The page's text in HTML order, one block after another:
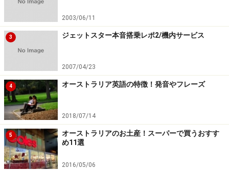
2003/06/11
3 ジェットスター本音搭乗レポ2/機内サービス
2007/04/23
4 オーストラリア英語の特徴！発音やフレーズ
2018/07/14
5
オーストラリアのお土産！スーパーで買うおすす
め11選
2016/05/06